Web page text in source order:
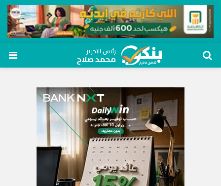
رئيس التحرير
محمد صلاح